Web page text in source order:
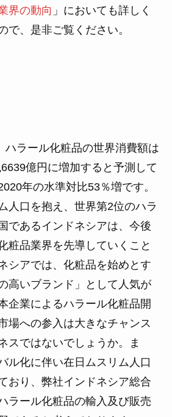
界の動向 」においても詳しく
で、是非ご覧ください。
ハラール化粧品の世界消費額は
億円に増加すると予測して
年の水準対比53％増です。
人口を抱え、世界第2位のハラ
であるインドネシアは、今後
粧品業界を先導していくこと
シアでは、化粧品を始めとす
高いブランド」として人気が
企業によるハラール化粧品開
場への参入は大きなチャンス
スではないでしょうか。ま
ル化に伴い在日ムスリム人口
おり、弊社インドネシア総合
ラール化粧品の輸入及び販売